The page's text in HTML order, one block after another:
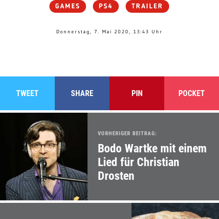
GAMES PS4 TRAILER
Donnerstag, 7. Mai 2020, 13:43 Uhr
TWEET SHARE PIN POCKET
VORHERIGER BEITRAG:
Bodo Wartke mit einem
Lied für Christian
Drosten